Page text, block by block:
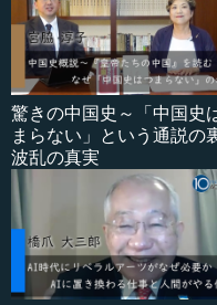
驚きの中国史～「中国史
まらない」という通説の
波乱の真実